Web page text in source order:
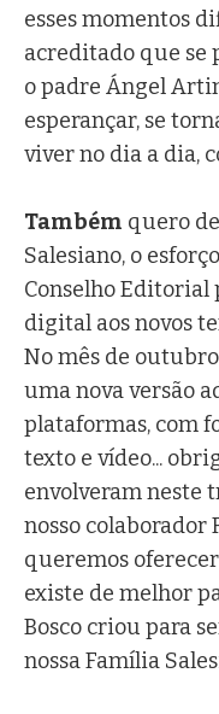
esses momentos
acreditado que se
o padre Ángel
esperançar, se
viver no dia a dia,
Também quero
Salesiano, o
Conselho Editorial
digital aos novos
No mês de
uma nova versão
plataformas, com
texto e vídeo...
envolveram neste
nosso colaborador
queremos
existe de melhor
Bosco criou para
nossa Família